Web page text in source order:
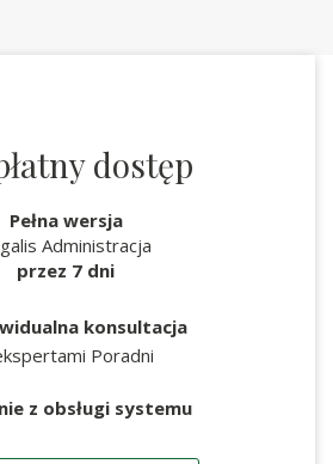
dostęp
Pełna wersja
Administracja
przez 7 dni
konsultacja
Poradni
z obsługi systemu